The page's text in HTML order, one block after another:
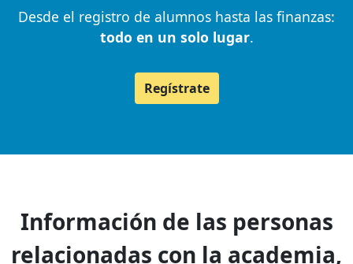
Desde el registro de alumnos hasta las finanzas:
todo en un solo lugar.
Regístrate
Información de las personas
relacionadas con la academia,